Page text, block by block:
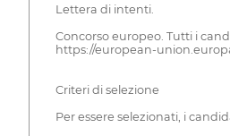
Lettera di intenti.
Concorso europeo. Tutti i
https://european-
Criteri di selezione
Per essere selezionati, i